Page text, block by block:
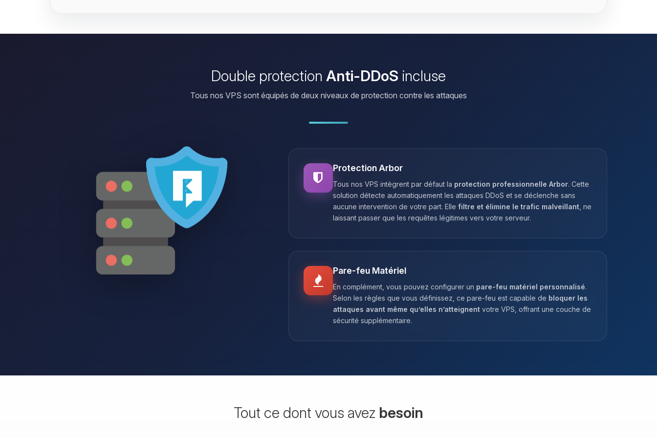
Double protection Anti-DDoS incluse
Tous nos VPS sont équipés de deux niveaux de protection contre les attaques
Protection Arbor
Tous nos VPS intègrent par défaut la protection professionnelle Arbor. Cette
solution détecte automatiquement les attaques DDoS et se déclenche sans
aucune intervention de votre part. Elle filtre et élimine le trafic malveillant, ne
laissant passer que les requêtes légitimes vers votre serveur.
Pare-feu Matériel
En complément, vous pouvez configurer un pare-feu matériel personnalisé.
Selon les règles que vous définissez, ce pare-feu est capable de bloquer les
attaques avant même qu’elles n’atteignentvotre VPS, offrant une couche de
sécurité supplémentaire.
Tout ce dont vous avez besoin